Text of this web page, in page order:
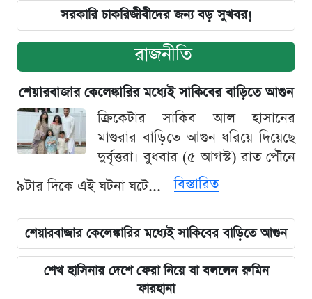
সরকারি চাকরিজীবীদের জন্য বড় সুখবর!
রাজনীতি
শেয়ারবাজার কেলেঙ্কারির মধ্যেই সাকিবের বাড়িতে আগুন
ক্রিকেটার সাকিব আল হাসানের
মাগুরার বাড়িতে আগুন ধরিয়ে দিয়েছে
দুর্বৃত্তরা। বুধবার (৫ আগস্ট) রাত পৌনে
৯টার দিকে এই ঘটনা ঘটে...
বিস্তারিত
শেয়ারবাজার কেলেঙ্কারির মধ্যেই সাকিবের বাড়িতে আগুন
শেখ হাসিনার দেশে ফেরা নিয়ে যা বললেন রুমিন
ফারহানা